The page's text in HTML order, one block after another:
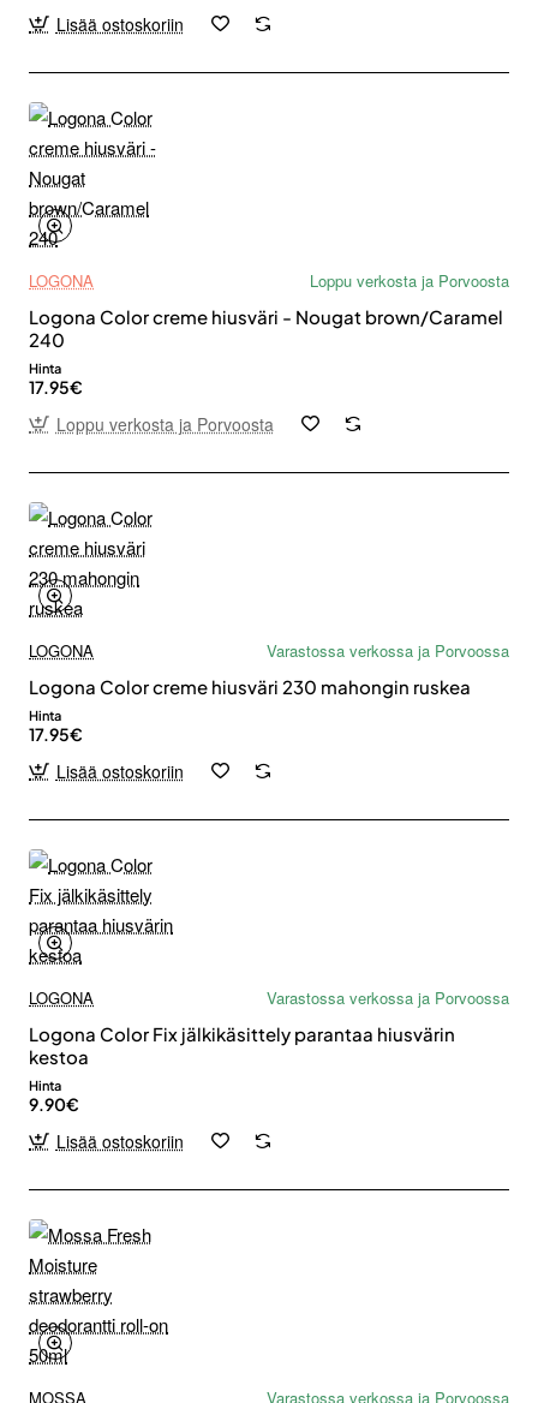
Lisää ostoskoriin
LOGONA
Loppu verkosta ja Porvoosta
Logona Color creme hiusväri - Nougat brown/Caramel
240
Hinta
17.95€
Loppu verkosta ja Porvoosta
LOGONA
Varastossa verkossa ja Porvoossa
Logona Color creme hiusväri 230 mahongin ruskea
Hinta
17.95€
Lisää ostoskoriin
LOGONA
Varastossa verkossa ja Porvoossa
Logona Color Fix jälkikäsittely parantaa hiusvärin
kestoa
Hinta
9.90€
Lisää ostoskoriin
MOSSA Varastossa verkossa ja Porvoossa